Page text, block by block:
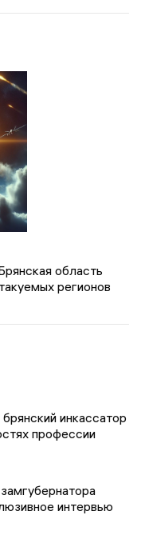
область
регионов
инкассатор
профессии
интервью